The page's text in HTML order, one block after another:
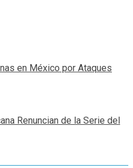
en México por Ataques
Renuncian de la Serie del